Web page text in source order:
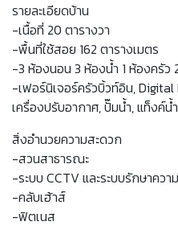
รายละเอียดบ้าน
-เนื้อที่ 20 ตารางวา
-พื้นที่ใช้สอย 162 ตารางเมตร
-3 ห้องนอน 3 ห้องน้ำ 1 ห้องครัว
-เฟอร์นิเจอร์ครัวบิ้วท์อิน,
เครื่องปรับอากาศ, ปั๊มน้ำ, แท็งค์น้ำ
สิ่งอำนวยความสะดวก
-สวนสาธารณะ
-ระบบ CCTV และระบบรักษาค
-คลับเฮ้าส์
-ฟิตเนส